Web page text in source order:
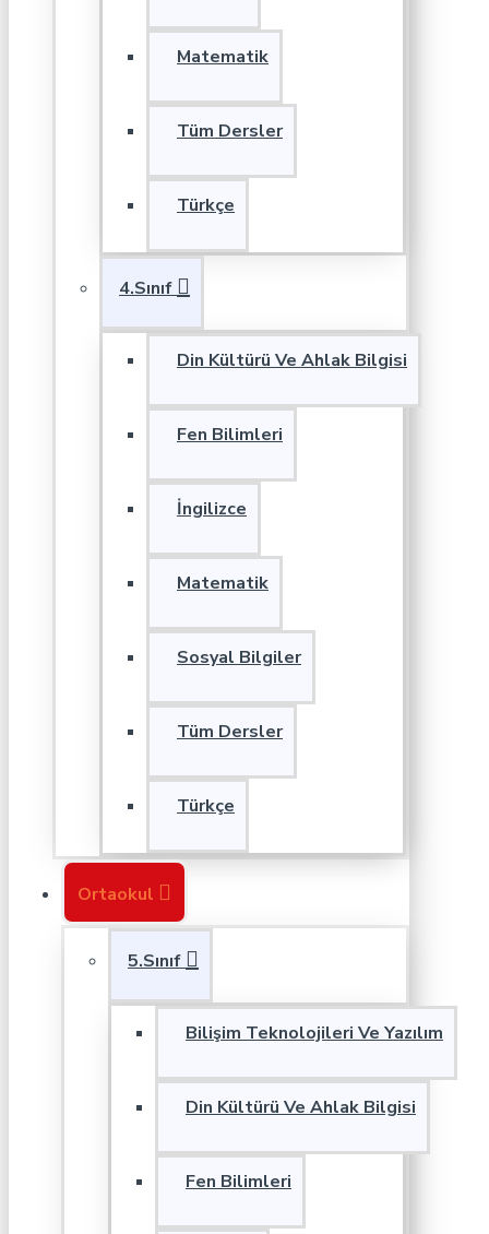
Matematik
Tüm Dersler
Türkçe
4.Sınıf
Din Kültürü Ve Ahlak Bilgisi
Fen Bilimleri
İngilizce
Matematik
Sosyal Bilgiler
Tüm Dersler
Türkçe
Ortaokul
5.Sınıf
Bilişim Teknolojileri Ve Yazılım
Din Kültürü Ve Ahlak Bilgisi
Fen Bilimleri